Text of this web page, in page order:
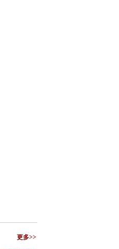
更多>>